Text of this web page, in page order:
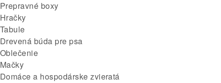
Prepravné boxy
Hračky
Tabule
Drevená búda pre psa
Oblečenie
Mačky
Domáce a hospodárske zvieratá